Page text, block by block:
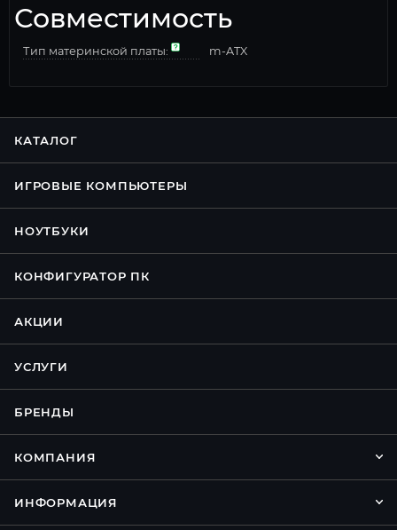
Совместимость
Тип материнской платы: m-ATX
КАТАЛОГ
ИГРОВЫЕ КОМПЬЮТЕРЫ
НОУТБУКИ
КОНФИГУРАТОР ПК
АКЦИИ
УСЛУГИ
БРЕНДЫ
КОМПАНИЯ
ИНФОРМАЦИЯ